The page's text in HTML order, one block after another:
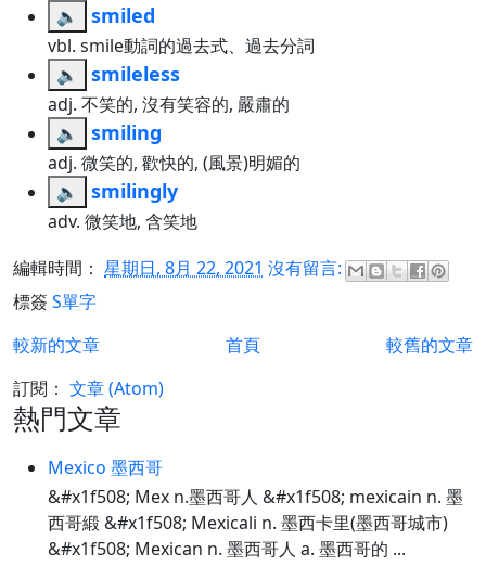
🔈
smiled
vbl. smile動詞的過去式、過去分詞
🔈
smileless
adj. 不笑的, 沒有笑容的, 嚴肅的
🔈
smiling
adj. 微笑的, 歡快的, (風景)明媚的
🔈
smilingly
adv. 微笑地, 含笑地
編輯時間： 星期日, 8月 22, 2021 沒有留言:
標簽 S單字
較新的文章
較舊的文章
首頁
訂閱： 文章 (Atom)
熱門文章
Mexico 墨西哥
&#x1f508; Mex n.墨西哥人 &#x1f508; mexicain n. 墨
西哥緞 &#x1f508; Mexicali n. 墨西卡里(墨西哥城市)
&#x1f508; Mexican n. 墨西哥人 a. 墨西哥的 ...